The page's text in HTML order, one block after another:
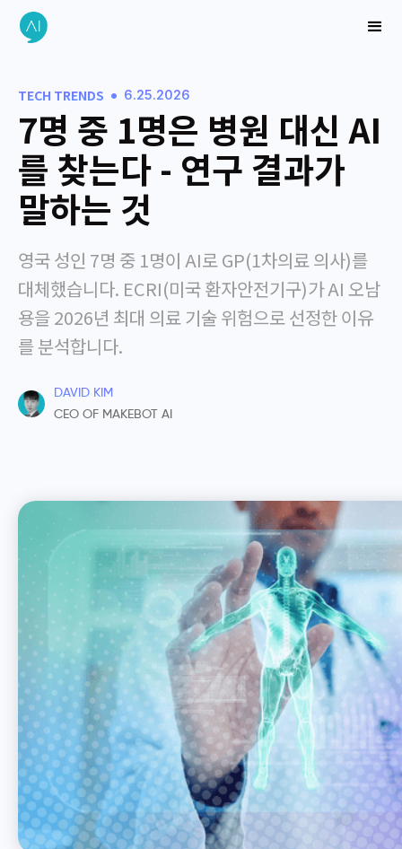
TECH TRENDS • 6.25.2026
7명 중 1명은 병원 대신 AI
를 찾는다 - 연구 결과가
말하는 것
영국 성인 7명 중 1명이 AI로 GP(1차의료 의사)를
대체했습니다. ECRI(미국 환자안전기구)가 AI 오남
용을 2026년 최대 의료 기술 위험으로 선정한 이유
를 분석합니다.
DAVID KIM
CEO OF MAKEBOT AI